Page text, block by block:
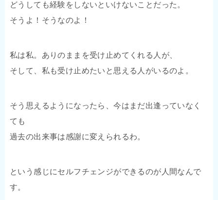
どうしても経験をしないといけないことだった。
そうよ！そうなのよ！
私は私。ありのままを受け止めてくれる人が、
そして、私も受け止めたいと思える人がいるのよ。
そう思えるようになったら、今はまだ出逢っていなく
ても
過去の出来事は感謝に変えられるわ。
という感じにセルフチェンジができるのが人間なんで
す。